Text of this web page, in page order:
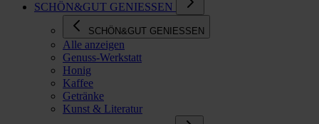
SCHÖN&GUT GENIESSEN
SCHÖN&GUT GENIESSEN
Alle anzeigen
Genuss-Werkstatt
Honig
Kaffee
Getränke
Kunst & Literatur